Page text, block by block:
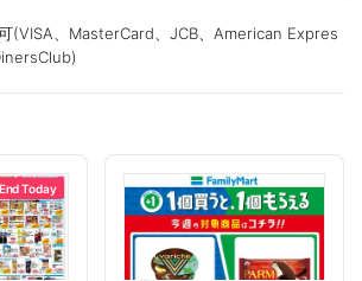
(VISA、MasterCard、JCB、American Expres
End Today